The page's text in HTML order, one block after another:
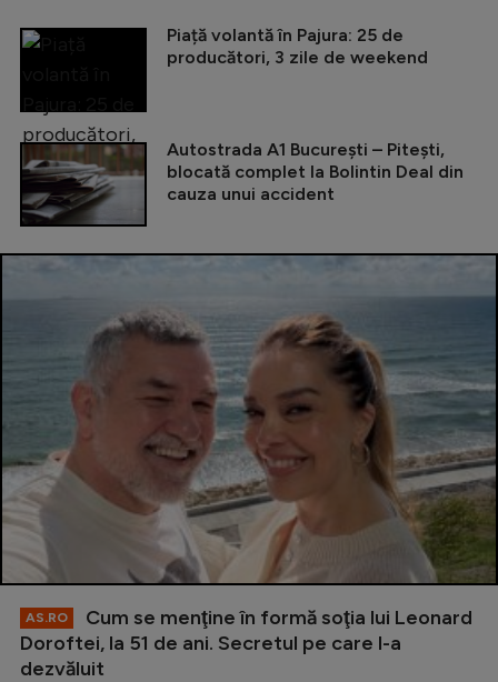
Piață volantă în Pajura: 25 de
producători, 3 zile de weekend
Autostrada A1 București – Pitești,
blocată complet la Bolintin Deal din
cauza unui accident
AS.RO
Cum se menţine în formă soţia lui Leonard
Doroftei, la 51 de ani. Secretul pe care l-a
dezvăluit